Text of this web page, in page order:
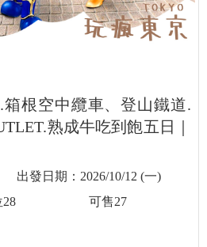
根空中纜車、登山鐵道.
熟成牛吃到飽五日｜
2026/10/12 (一)
28 可售27